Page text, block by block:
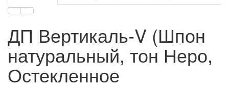
ДП Вертикаль-V (Шпон
натуральный, тон Неро,
Остекленное